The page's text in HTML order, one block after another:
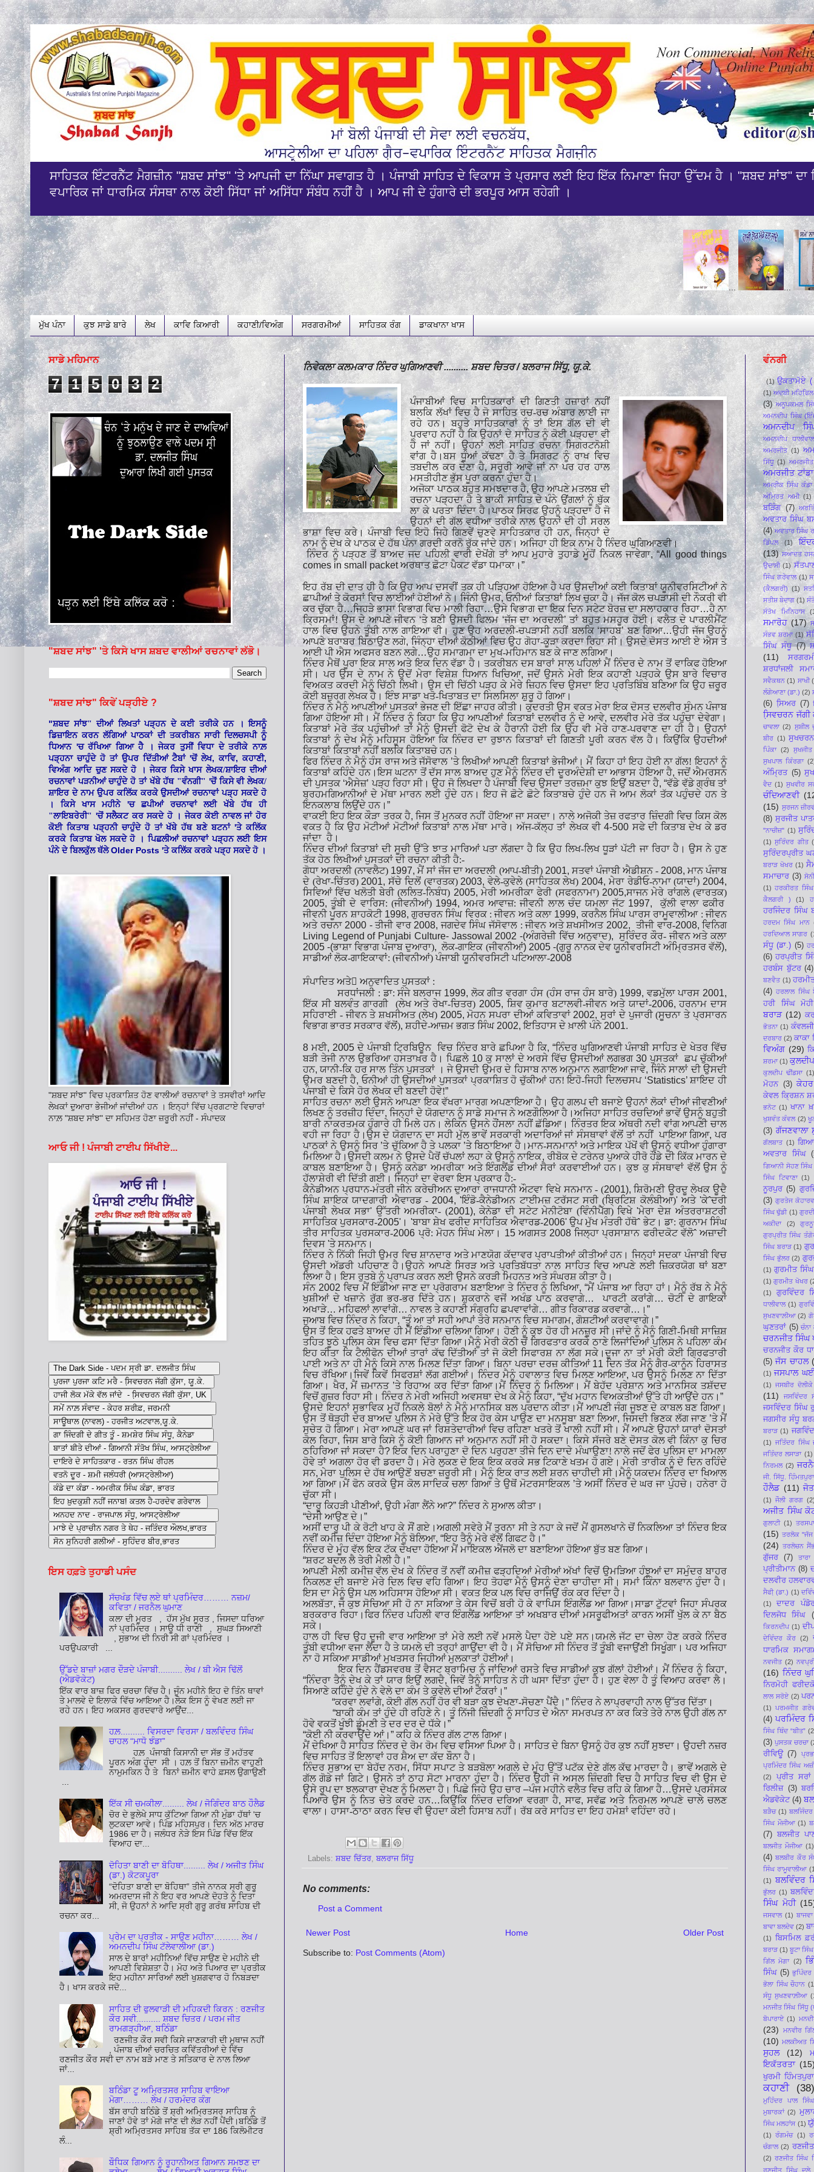
ਸਾਹਿਤਕ ਇੰਟਰਨੈੱਟ ਮੈਗਜ਼ੀਨ "ਸ਼ਬਦ ਸਾਂਝ" 'ਤੇ ਆਪਜੀ ਦਾ ਨਿੱਘਾ ਸਵਾਗਤ ਹੈ । ਪੰਜਾਬੀ ਸਾਹਿਤ ਦੇ ਵਿਕਾਸ ਤੇ ਪ੍ਰਸਾਰ ਲਈ ਇਹ ਇੱਕ ਨਿਮਾਣਾ ਜਿਹਾ ਉੱਦਮ ਹੈ । "ਸ਼ਬਦ ਸਾਂਝ" ਦਾ
ਵਪਾਰਿਕ ਜਾਂ ਧਾਰਮਿਕ ਸੰਸਥਾ ਨਾਲ ਕੋਈ ਸਿੱਧਾ ਜਾਂ ਅਸਿੱਧਾ ਸੰਬੰਧ ਨਹੀਂ ਹੈ । ਆਪ ਜੀ ਦੇ ਹੁੰਗਾਰੇ ਦੀ ਭਰਪੂਰ ਆਸ ਰਹੇਗੀ ।
... ... ...
ਮੁੱਖ ਪੰਨਾ ਕੁਝ ਸਾਡੇ ਬਾਰੇ ਲੇਖ ਕਾਵਿ ਕਿਆਰੀ ਕਹਾਣੀ/ਵਿਅੰਗ ਸਰਗਰਮੀਆਂ ਸਾਹਿਤਕ ਰੰਗ ਡਾਕਖਾਨਾ ਖਾਸ
ਨਿਵੇਕਲਾ ਕਲਮਕਾਰ ਨਿੰਦਰ ਘੁਗਿਆਣਵੀ .......... ਸ਼ਬਦ ਚਿਤਰ / ਬਲਰਾਜ ਸਿੱਧੂ, ਯੂ.ਕੇ.
ਪੰਜਾਬੀਆਂ ਵਿਚ ਸਾਹਿਤਕਾਰਾਂ ਦੀ ਗਿਣਤੀ ਹਜ਼ਾਰਾਂ ਨਹੀਂ
ਬਲਕਿ ਲੱਖਾਂ ਵਿਚ ਹੈ ਜੋ ਸਾਹਿਤ ਰਚ-ਰਚ ਅੰਬਾਰ ਲਾਈ ਜਾ
ਰਹੇ ਹਨ। ਬਹੁਤੇ ਸਾਹਿਤਕਾਰਾਂ ਨੂੰ ਤਾਂ ਇਸ ਗੱਲ ਦੀ ਵੀ
ਪ੍ਰਵਾਹ ਨਹੀਂ ਹੈ ਕਿ ਉਹਨਾਂ ਦੇ ਸਾਹਿਤ ਨੂੰ ਕੋਈ ਪੜ੍ਹਦਾ ਵੀ
ਹੈ ਜਾਂ ਨਹੀਂ। ਉਹਨਾਂ ਲਈ ਸਾਹਿਤ ਰਚਨਾ ਸਿਗਰਟਨੋਸ਼ੀ
ਵਾਂਗ ਹੈ।ਬਸ ਧੂੰਆਂ ਕੱਢਣਾ ਹੈ ਤੇ ਸਿਗਰਟ ਨੂੰ ਰਾਖ ਵਿਚ
ਤਬਦੀਲ ਕਰ ਦੇਣਾ ਹੈ,ਸਰੂਰੀ ਆਵੇ ਜਾਂ ਨਾ ਪਰ ਹਰ ਹਾਲ
ਮਸਤੀਹੀਣ ਭੁੱਸ ਪੂਰਾ ਕਰਨਾ ਹੁੰਦਾ ਹੈ।
ਅਜੋਕਾ ਪਾਠਕ ਬਹੁਤ ਸਮਝਦਾਰ ਹੈ,ਉਹ ਆਪਣੇ ਮਤਲਬ ਦੀ
ਰਚਨਾ ਪੜ੍ਹਦਾ ਹੈ ਤੇ ਬਾਕੀ ਸਾਹਿਤ ਦੇ ਪੰਨੇ ਉਂਗਲਾਂ ਨੂੰ ਥੁੱਕ
ਲਾ ਕੇ ਪਰਤਾ ਦਿੰਦਾ ਹੈ।ਪਾਠਕ ਸਿਰਫ ਉਹਨੂੰ ਪੜ੍ਹਦਾ ਹੈ ਜੋ
ਉਹਨਾਂ ਦੀ ਗੱਲ ਵਧੀਆ ਤਰੀਕੇ ਨਾਲ ਉਹਨਾਂ ਦੀ ਹੀ ਸਰਲ
ਭਾਸ਼ਾ ਵਿਚ ਕਰੇ। ਪੰਜਾਬੀ ਵਿਚ ਇਹੋ ਜਿਹੇ ਗਿਣਵੇਂ ਚੁਣਵੇ ਸਾਹਿਤਕਾਰ ਹੀ ਹਨ, ਜਿਨ੍ਹਾਂ ਦੇ
ਨਾਮ ਨੂੰ ਦੇਖ ਕੇ ਪਾਠਕ ਦੇ ਹੱਥ ਪੰਨਾ ਗਰਦੀ ਕਰਨੋ ਰੁੱਕ ਜਾਂਦੇ ਹਨ। ਅਜਿਹਾ ਹੀ ਇਕ ਨਾਮ ਹੈ ਨਿੰਦਰ ਘੁਗਿਆਣਵੀ।
ਨਿੰਦਰ ਨੂੰ ਪੜ੍ਹਣ ਤੋਂ ਬਾਅਦ ਜਦ ਪਹਿਲੀ ਵਾਰੀ ਦੇਖੋਂਗੇ ਤਾਂ ਆਪ ਮੁਹਾਰੇ ਤੁਹਾਡੇ ਮੂੰਹੋਂ ਨਿਕਲ ਜਾਵੇਗਾ, “All good things
comes in small packetਅਰਥਾਤ ਛੋਟਾ ਪੈਕਟ ਵੱਡਾ ਧਮਾਕਾ।”
ਇਹ ਰੱਬ ਦੀ ਦਾਤ ਹੀ ਹੈ ਕਿ ਉਹ ਆਪ ਦਸਵੀਂ ਤਕ ਹੀ ਪੜ੍ਹਿਆ ਹੋਇਆ ਹੈ ਪਰ ਉਸਦੀਆਂ ਕਈ ਕਿਤਾਬਾਂ ਯੂਨੀਵਰਸਿਟੀਆਂ ਨੇ
ਛਾਪੀਆਂ ਤੇ ਕੋਰਸਾਂ ਵਿਚ ਲਾਈਆਂ ਹੋਈਆਂ ਨੇ। ਜਿੰਨੀ ਉਮਰ,ਓਨੀਆਂ ਕਿਤਾਬਾਂ ਲਿਖ ਚੁਕਾ ਹੈ। ਜੱਜ ਕੋਲ ਚਪੜਾਸੀ ਦੀ ਨੌਕਰੀ ਵੀ
ਕਰ ਚੁੱਕਾ ਹੈ…ਜਿਹੜੇ ਭਾਸਾ ਵਿਭਾਗ ਵਿਚ ਮਾਲੀ ਰਿਹਾ…ਉਸੇ ਵਿਭਾਗ ਦਾ ਇਕ ਦਿਨ ਸਟੇਟ ਬੋਰਜ਼ ਦਾ ਸਲਾਹਕਾਰ ਰਿਹਾ…ਹੈ ਨਾ
ਕ੍ਰਿਸਮਾਂ! ਉਸ ਦੇ ਆਪਣੇ ਜੀਵਨ‘ਤੇ ਬਣੀ ਉਸਦੀ ਫਿਲਮ ‘ਜੱਜ ਦਾ ਅਰਦਲੀ’ਤਾਂ ਬਹੁਤ ਮਸਹੂਰ ਹੋਈ। ਵਲੈਤ ਦੇ ਪਾਰਲੀਮੈਂਟ
ਹਾਲ ਵਿਚ ਉਹਨੇ ਤੂੰਬੀ ਨਾਲ ਗਾਇਆ ਵੀ। ਹੁਣ ਉਹ ਅਰਦਲੀ-ਚਪੜਾਸੀ ਨਹੀਂ ਬਲਕਿ ‘ਸਾਹਬ’ਬਣ ਗਿਆ…ਉਹੀ ਜੱਜ ਉਹਨੂੰ
ਆਪਣੇ ਬਰਾਬਰ ਬਿਠਾਉਣ ਲਗੇ, ਜਿੰਨ੍ਹਾ ਦੀਆਂ ਕੋਠੀਆਂ ਵਿਚ ਉਹ ਗੋਹਾ-ਕੂੜਾ ਕਰਦਾ ਰਿਹਾ ਸੀ। ਉਸਦੇ ਦੋਸਤ ਆਈ ਏ ਐਸ ਤੇ
ਆਈ ਪੀ ਐਸ ਅਫਸਰ ਬਣਨ ਲਗੇ…ਉਹ ਸਮਾਗਮਾ ਦਾ ਮੁਖ-ਮਹਿਮਾਨ ਬਣ ਕੇ ਜਾਣ ਲਗਿਆ।
ਨਿੰਦਰ ਮੈਥੋਂ ਪੂਰਾ ਇਕ ਸਾਲ ਅਤੇ ਇਕ ਦਿਨ ਵੱਡਾ ਹੈ। ਤਕਰੀਬਨ ਦਸ ਬਾਰਾਂ ਸਾਲ ਪਹਿਲਾਂ ਮੈਂ ਨਿੰਦਰ ਦੇ ਨਾਮ ਤੋਂ ਵਾਕਿਫ ਹੋਇਆ
ਸੀ। ਪਰ ਉਸ ਦੇ ਨਾਮ ਨੇ ਉਦੋਂ ਮੇਰਾ ਵਿਸ਼ੇਸ਼ ਧਿਆਨ ਖਿਚਿਆ, ਜਦੋਂ ਉਸਨੇ ਮੇਰੀ ਇਕ ਕਹਾਣੀ ਪੜ੍ਹਕੇ ਉਸ ਬਾਰੇ ਵਿਚਾਰ
ਵਿਅਕਤ ਕਰਦੀ ਮੈਨੂੰ ਚਿੱਠੀ ਲਿਖੀ। ਉਸ ਦੀ ਚਿੱਠੀ ਪੜ੍ਹ ਕੇ ਮੇਰੇ ਜ਼ਿਹਨ ਵਿਚ ਉਸਦਾ ਇਹ ਪ੍ਰਤਿਬਿੰਬ ਬਣਿਆ ਕਿ ਉਹ ਜ਼ਰੂਰ
ਕੋਈ ਬਜ਼ੁਰਗ ਲੇਖਕ ਹੈ। ਇੰਝ ਸਾਡਾ ਖਤੋ-ਖਿਤਾਬਤ ਦਾ ਸਿਲਸਿਲਾ ਸ਼ੁਰੂ ਹੋ ਗਿਆ।
ਨਿੰਦਰ ਨੇ ਮੈਨੂੰ ਆਪਣੀਆਂ ਪੁਸਤਕਾਂ ਭੇਜਣ ਦੀ ਇੱਛਾ ਜਾਹਰ ਕੀਤੀ। ਕੁਦਰਤੀ ਉਸ ਵਕਤ ਮੇਰਾ ਇਕ ਦੋਸਤ ਦਲਵੀਰ ਸੁੰਮਨ ਪੰਜਾਬ
ਗਿਆ ਹੋਇਆ ਸੀ। ਮੈਂ ਨਿੰਦਰ ਨੂੰ ਕਿਹਾ ਕਿ ਉਹ ਆਪਣੀਆਂ ਕਿਤਾਬਾਂ ਦਲਵੀਰ ਨੂੰ ਦੇ ਆਵੇ, ਦਲਵੀਰ ਮੇਰੇ ਤੱਕ ਪਹੁੰਚਾ ਦੇਵੇਗਾ।
ਕਿਤਾਬਾਂ ਮੇਰੇ ਤੱਕ ਪਹੁੰਚੀਆਂ ਤਾਂ ਮੈਨੂੰ ਉਸਦੀ ਫੋਟੋ ਦੇਖ ਕੇ ਹੈਰਾਨੀ ਹੋਈ ਕਿ ਉਹ ਵੀ ਮੇਰੇ ਹਾਣ-ਪਰਵਾਣ ਦਾ ਹੀ ਹੈ। ਉਹਨਾਂ
ਕਿਤਾਬਾਂ ਨੂੰ ਦੇਖ ਮੈਨੂੰ ਮਹਿਸੂਸ ਹੋਇਆ ਕਿ ਨਿੰਦਰ ਦਾ ਰੁਝਾਨ ਕਿਤਾਬਾਂ ਦੀ ਗਿਣਤੀ ਪੂਰੀ ਕਰਨ ਵੱਲ ਹੈ। ਕਿਉਂਕਿ ਉਹਦੀਆਂ
ਕਿਤਾਬਾਂ ਕਿਤਾਬਾਂ ਨਹੀਂ ਬਲਕਿ ਕਿਤਾਬਚੇ ਹਨ।
ਫਿਰ ਨਿੰਦਰ ਨੇ ਮੈਨੂੰ ਹੰਸ ਰਾਜ ਅਤੇ ਜੱਸੋਵਾਲ ’ਤੇ ਲਿਖੀਆਂ ਆਪਣੀ ਕਿਤਾਬਾਂ ਭੇਜੀਆਂ। ਮੈਂ ਕਿਹਾ ਹਾਂ ਇਹ ਹੋਈ ਨਾ ਗੱਲ! ਇਹਨਾਂ ਨੂੰ
ਕਿਤਾਬਾਂ ਕਹਿੰਦੇ ਹਨ।ਇਸ ਘਟਨਾ ਤੋਂ ਦੱਸ ਸਾਲ ਬਾਅਦ ਹੁਣ ਮੈਨੂੰ ਨਿੰਦਰ ਦੀ ਦੂਰਅੰਦੇਸ਼ੀ ਦਾ ਆਭਾਸ ਹੋਇਆ ਹੈ, ਜਦੋਂ ਐਮਰਸਨ
ਦੀ ਪੁਸਤਕ ‘ਐਸੇਜ਼’ ਪੜ੍ਹ ਰਿਹਾ ਸੀ। ਉਹ ਜੋ ਲਿਖਦਾ ਹੈ ਪੰਜਾਬੀ ਵਿਚ ਉਸਦਾ ਤਰਜ਼ਮਾ ਕੁਝ ਇਉਂ ਬਣਦਾ ਹੈ, “ਵੱਡੇ ਵੱਡੇ ਗ੍ਰੰਥ ਤਾਂ
ਬ੍ਰਹਮਗਿਆਨੀਆਂ ਦੇ ਮੱਥਾ ਮਾਰਨ ਲਈ ਹੁੰਦੇ ਹਨ। ਇਹ ਜੋ ਛੋਟੇ ਛੋਟੇ ਕਿਤਾਬਚੇ ਹੁੰਦੇ ਹਨ ਜੋ ਆਮ ਲੋਕਾਂ ਤੱਕ ਪਹੁੰਚਦੇ ਹਨ ਤੇ
ਇਨਕਲਾਬ ਲਿਉਂਦੇ ਹਨ। ”
ਵਾਕਈ ਇਹ ਇਕ ਕੌੜਾ ਤਰਕ ਹੈ, ਜਿਸ ਤੋਂ ਮੁਨਕਰ ਨਹੀਂ ਹੋਇਆ ਜਾ ਸਕਦਾ। ਨਾਲੇ ਅਜੋਕੀ ਤੇਜ਼ ਰਫਤਾਰ ਜ਼ਿੰਦਗੀ ਵਿਚ ਕਿਸ ਕੋਲ
ਵਕਤ ਹੈ ਕਿ ਉਹ ਮੋਟੀਆਂ ਮੋਟੀਆਂ ਕਿਤਾਬਾਂ ਨਾਲ ਮੱਥਾ ਮਾਰੇ। ਅੱਜ-ਕੱਲ੍ਹ ਤਾਂ ਲੇਖਕ ਵੀ4-500 ਸਫੇ ਦੀ ਕਿਤਾਬ ਦੇਖ ਕੇ ਡਰ
ਜਾਂਦਾ ਹੈ।
ਨਿੰਦਰ ਦੀਆਂ ਕਿਤਾਬਾਂ ਦੀ ਸੂਚੀ ਉੱਤੇ ਝਾਤ ਮਾਰਿਆਂ ਪਤਾ ਲੱਗਦਾ ਹੈ ਕਿ ਉਹ ਲਿਖ-ਲਿਖ ਧੂੜਾਂ ਪੱਟੀ ਜਾ ਰਿਹਾ ਹੈ। ਉਸ ਨੇ ਹੁਣ
ਤੱਕ ਹੇਠ ਲਿਖੀਆਂ ਪੁਸਤਕਾਂ ਦੀ ਰਚਨਾ ਕੀਤੀ ਹੈ:-
ਗੋਧਾ ਅਰਦਲੀ (ਨਾਵਲੈਟ) 1997,ਮੈਂ ਸਾਂ ਜੱਜ ਦਾ ਅਰਦਲੀ (ਆਪ-ਬੀਤੀ) 2001, ਸਤਵਾਂ ਪੰਜਾਬੀ ਐਡੀਸ਼ਨ - 2008, ਮਾਨ ਪੰਜਾਬ
ਦੇ (ਰੇਖਾ-ਚਿੱਤਰ)2001,ਸੱਚੇ ਦਿਲੋਂ (ਵਾਰਤਕ)2003,ਵੇਲੇ-ਕੁਵੇਲੇ (ਸਾਹਿਤਕ ਲੇਖ)2004, ਮੇਰਾ ਰੇਡੀਓ-ਨਾਮਾ (ਯਾਦਾਂ)2004,
ਸਿਵਿਆਂ ਵਿੱਚ ਖਲੋਤੀ ਬੇਰੀ (ਲਲਿਤ-ਨਿਬੰਧ) 2005, ਮੇਰੀ ਅਮਰੀਕਾ ਫੇਰੀ (ਸਫਰਨਾਮਾ)2005,ਸਾਜਨ ਮੇਰੇ ਰਾਂਗਲੇ (ਵਾਰਤਕ)
2005,ਤੂੰਬੀ ਦੇ ਵਾਰਿਸ: (ਜੀਵਨੀਆਂ) 1994,ਅਮਰ ਆਵਾਜ਼: ਜੀਵਨੀ ਲਾਲ ਚੰਦ ਯਮਲਾ ਜੱਟ 1997, ਕੁੱਲੀ ਵਾਲਾ ਫਕੀਰ
ਜੀਵਨੀ ਪੂਰਨ ਸ਼ਾਹਕੋਟੀ 1998,ਗੁਰਚਰਨ ਸਿੰਘ ਵਿਰਕ : ਜੀਵਨ ਅਤੇ ਕਲਾ 1999, ਕਰਨੈਲ ਸਿੰਘ ਪਾਰਸ ਰਾਮੂਵਾਲੀਆ : ਜੀਵਨ
ਅਤੇ ਰਚਨਾ2000 -ਤੀਜੀ ਵਾਰ2008, ਜਗਦੇਵ ਸਿੰਘ ਜੱਸੋਵਾਲ : ਜੀਵਨ ਅਤੇ ਸ਼ਖਸੀਅਤ 2002, ਤੀਜੀ ਵਾਰ-2008, ਵਿਨਿਗ
Living Legend of Punjabi Culture- Jassowal 2002 -(ਅੰਗਰੇਜ਼ੀ ਵਿੱਚ ਅਨੁਵਾਦ),ਸੁਰਿੰਦਰ ਕੌਰ- ਜੀਵਨ ਅਤੇ ਕਲਾ
2005 -(ਭਾਸ਼ਾ ਵਿਭਾਗ ਪੰਜਾਬ ਦੁਆਰਾ),ਲੋਕ-ਗਾਇਕ (ਜੀਵਨੀਆਂ) 2005 -(ਗੁਰੂ ਨਾਨਕ ਦੇਵ ਯੂਨੀਵਰਸਿਟੀ ਅੰਮ੍ਰਿਤਸਰ ਵੱਲੋਂ),
ਸਾਡੀਆਂ ਲੋਕ-ਗਾਇਕਾਵਾਂ: (ਜੀਵਨੀਆਂ) ਪੰਜਾਬੀ ਯੂਨੀਵਰਸਿਟੀ ਪਟਿਆਲਾ-2008
ਸੰਪਾਦਿਤ ਅਤੇ ਅਨੁਵਾਦਿਤ ਪੁਸਤਕਾਂ :
ਸਰਧਾਂਜਲੀ : ਡਾ: ਸੰਜੇ ਬਲਰਾਜ 1999, ਲੋਕ ਗੀਤ ਵਰਗਾ ਹੰਸ (ਹੰਸ ਰਾਜ ਹੰਸ ਬਾਰੇ) 1999, ਵਡਮੁੱਲਾ ਪਾਰਸ2001,
ਇੱਕ ਸੀ ਬਲਵੰਤ ਗਾਰਗੀ (ਲੇਖ ਅਤੇ ਰੇਖਾ-ਚਿਤਰ) 2005, ਸ਼ਿਵ ਕੁਮਾਰ ਬਟਾਲਵੀ-ਜੀਵਨ ਅਤੇ ਯਾਦਾਂ-2006,ਹਰਨਾਮ ਦਾਸ
ਸਹਿਰਾਈ - ਜੀਵਨ ਤੇ ਸ਼ਖਸੀਅਤ (ਲੇਖ) 2005,ਮੋਹਨ ਸਪਰਾ ਦੀਆਂ ਕਵਿਤਾਵਾਂ2002,ਸੁਰਾਂ ਦੇ ਪੁਜਾਰੀ (ਸੂਚਨਾ ਤੇ ਪ੍ਰਸਾਰਨ
ਵਿਭਾਗ ਭਾਰਤ ਸਰਕਾਰ ਵੱਲੋਂ), ਸ਼ਹੀਦੇ-ਆਜ਼ਮ ਭਗਤ ਸਿੰਘ2002,ਇਤਿਹਾਸ ਦੇ ਖ਼ਾਲੀ ਪੰਨੇ2001.
8 ਮਈ, 2005ਦੇ ਪੰਜਾਬੀ ਟ੍ਰਿਬਿਊਨ ਵਿਚ ਨਿੰਦਰ ਬਾਰੇ ਛਪਿਆ ਹੈ ਕਿ, “ਨਿੰਦਰ ਘੁਗਿਆਣਵੀ ਪੰਜਾਬੀ ਸਾਹਿਤ ਦੇ ਖੇਤਰ ਵਿੱਚ
ਬੜੀ ਤੇਜੀ ਨਾਲ ਉਭਰਿਆ ਹਸਤਾਖ਼ਰ ਹੈ। ਪਿਛਲੇ 10ਕੁ ਸਾਲਾਂ ਦੇ ਅਰਸੇ ਵਿੱਚ ਉਸਦੀਆਂ ਲਗਭਗ30 ਪੁਸਤਕਾਂ ਛਪ ਚੁੱਕੀਆਂ
ਹਨ,ਯਾਨੀ-ਕਿ ਹਰ ਸਾਲ ਤਿੰਨ ਪੁਸਤਕਾਂ । ਜੇ ਉਸਦੀ ਉਮਰ ਦੇ ਹਿਸਾਬ ਨਾਲ ਅਨੁਮਾਨ ਲਗਾਇਆ ਜਾਵੇ, ਜਿੰਨੇ ਸਾਲਾਂ ਦੀ ਉਸਦੀ
ਉਮਰ ਬਣਦੀ ਹੈ,ਓਨੀਆਂ ਹੀ ਉਸਦੀਆਂ ਪੁਸਤਕਾਂ ਪ੍ਰਕਾਸ਼ਿਤ ਹੋ ਚੁੱਕੀਆਂ ਹਨ! ਇਹੋ-ਜਿਹੀ ਦਿਲਚਸਪ ‘Statistics’ ਸ਼ਾਇਦ ਹੀ
ਪੰਜਾਬੀ ਦੇ ਕਿਸੇ ਹੋਰ ਲੇਖਕ ਦੀ ਬਣਦੀ ਹੋਵੇ!”
ਸਾਹਿਤ ਰਚਨਾ ਲਈ ਉਸਨੇ ਆਪਣਾ ਇਕ ਵੱਖਰਾ ਮਾਰਗ ਅਪਣਾਇਆ ਹੈ। ਉਹ ਗਲਪ ਦੀ ਬਜਾਏ ਉਹਨਾਂ ਲੋਕਾਂ ਦੀਆਂ ਜੀਵਣੀਆਂ
ਲਿਖਣ ਨੂੰ ਤਰਜ਼ੀਹ ਦਿੰਦਾ,ਜਿਨ੍ਹਾਂ ਦੇ ਯੋਗਦਾਨ ਨੂੰ ਸਾਡੇ ਸਮਾਜ ਨੇ ਅਣਗੌਲਿਆ ਹੈ।ਅਜਿਹਾ ਸਾਹਿਤ ਰਚਦਿਆਂ ਭਾਵੇਂ ਉਸਨੂੰ ਬਹੁਤੀ
ਬਾਰੀ ਨਾਕਰਤਮਕ ਹੁੰਗਾਰੇ ਹੀ ਮਿਲੇ ਹਨ। ਲੇਕਿਨ ਉਸਨੇ ਹੌਂਸਲਾ ਨਹੀਂ ਛੱਡਿਆ। ਨਿੰਰਤਰ ਇਕ ਅੱਥਰੀ ਨਦੀ ਵਾਂਗ ਆਪਣੀ ਚਾਲ
ਵਹੀ ਜਾ ਰਿਹਾ ਹੈ।ਉਸ ਦੇ ਯੋਗਦਾਨ ਦਾ ਸਹੀ ਮੁੱਲ ਭਾਵੇਂ ਸਰਕਾਰੀ ਅਦਾਰਿਆਂ ਜਾਂ ਸੰਸਥਾਵਾਂ ਵੱਲੋਂ ਤਾਂ ਨਹੀਂ ਪਾਇਆ ਗਿਆ,ਪਰ
ਪਾਠਕਾਂ ਨੇ ਉਸਨੂੰ ਸਿਰ ’ਤੇ ਚੁੱਕਿਆ ਹੈ ਤੇ ਪਲਕਾ ’ਤੇ ਬਿਠਾਇਆ ਹੈ।ਮਾਨ-ਸਨਮਾਨਾਂ ਅਤੇ ਮਾਇਕ ਪੱਖੋਂ ਵੀ ਉਸਨੂੰ ਵਧੀਆ ਹੁੰਗਾਰਾ
ਮਿਲਿਆ ਹੈ।ਉਸਦੀ ਕਲਮ ਨੇ ਉਸਦੇ ਪੈਰੋਂ ਚੱਪਲਾਂ ਲਹਾ ਕੇ ਉਸਨੂੰ ਨਾਇਕ, ਰੀਬੋਕ ਦੇ ਟਰੇਨਰ ਪੁਆਕੇ ਹੀਰੋ ਹੌਂਡੇ ਦੀ ਕਿੱਕ ਮਾਰਨ ਦੇ
ਕਾਬਲ ਬਣਾਇਆ ਹੈ। ਉਸਨੂੰ ਕਨੇਡਾ ਅਮਰੀਕਾ ਅਤੇ ਇੰਗਲੈਂਡ ਦੀਆਂ ਸੈਰਾਂ ਕਰਵਾਈਆਂ ਹਨ। ਕੁਝ ਕੁ ਸੰਸਥਾਵਾਂ ਵੱਲੋਂ ਉਸ ਨੂੰ
ਹੱਲਾਸ਼ੇਰੀ ਵੀ ਦਿੱਤੀ ਗਈ। ਜਿਨ੍ਹਾਂ ਦਾ ਵੇਰਵਾ ਇਸ ਪ੍ਰਕਾਰ ਹੈ:-
ਕੈਨੇਡੀਅਨ ਪ੍ਰਧਾਨ-ਮੰਤਰੀ ਜੀਨ ਕਰੇਚੀਅਨ ਦੁਆਰਾ ਰਾਜਧਾਨੀ ਔਟਵਾ ਵਿਖੇ ਸਨਮਾਨ - (2001),ਸ਼ਿਰੋਮਣੀ ਊਰਦੂ ਲੇਖਕ ਊਦੈ
ਸਿੰਘ ਸ਼ਾਇਕ ਯਾਦਗਾਰੀ ਐਵਾਰਡ -2004, 'ਇੰਡੋ-ਕੈਨੇਡੀਅਨ ਟਾਈਮਜ਼ ਟਰੱਸਟ ਸਰੀ (ਬ੍ਰਿਟਿਸ਼ ਕੋਲੰਬੀਆ)' ਅਤੇ 'ਕੇˆਦਰੀ
ਪੰਜਾਬੀ ਲੇਖਕ ਸਭਾ' ਉੱਤਰੀ ਅਮਰੀਕਾ- (2001),ਕੇਨੇਡਾ ਦੀ ਸਟੇਟ ਮੇਨੀਟੋਬਾ (ਵਿੰਨੀਪੈੱਗ) ਵਿਖੇ 'ਮੇਰਾ ਦੇਸ਼ ਅੰਤਰਰਾਸ਼ਟਰੀ
ਸਾਹਿਤਿਕ ਪੁਰਸਕਾਰ-2005' । 'ਬਾਬਾ ਸ਼ੇਖ ਫਰੀਦ ਸਾਹਿਤਿਕ ਐਵਾਰਡ-2006'ਉਪ ਮੁੱਖ ਮੰਤਰੀ ਹੱਥੋˆ ਭੇਟ। ਡਾ: ਗੁਰਨਾਮ ਸਿੰਘ
ਤੀਰ ਸਾਹਿਤਕ ਪੁਰਸਕਾਰ-2006 ਪ੍ਰੋ: ਮੋਹਨ ਸਿੰਘ ਮੇਲਾ। 15ਅਗਸਤ 2008ਜਿਲ੍ਹਾ ਪ੍ਰਸਾਸ਼ਾਨ ਫਰੀਦਕੋਟ ਵੱਲੋˆਅਜ਼ਾਦੀ
ਦਿਵਸ 'ਤੇ ਸਨਮਾਨ।
ਨਿੰਦਰ ਨੇ ਨਿੱਕੀ ਜਿਹੀ ਉਮਰ ਵਿਚ ਸ਼ਾਨਦਾਰ ਅਤੇ ਮਾਣਯੋਗ ਕੱਦਾਵਰ ਪ੍ਰਾਪਤੀਆਂ ਕੀਤੀਆਂ ਹਨ। ਜਿਨ੍ਹਾਂ ਸਦਕਾ ਪੰਜਾਬੀ ਵਿਚ
ਉਸਦੀ ਅੱਡਰੀ ਪਹਿਚਾਣ ਹੈ।ਉਹਨੇ ਆਪਣੇ ਸਿਰੜ ਅਤੇ ਪ੍ਰਤਿਬੱਧਤਾ ਨਾਲ ਸਾਹਿਤ ਵਿਚ ਆਪਣੇ ਲਈ ਜ਼ਿਕਰਯੋਗ ਥਾਂ ਬਣਾ
ਲਿਆ ਹੈ। ਇਸ ਰੁਤਬੇ ਨੂੰ ਪ੍ਰਾਪਤ ਕਰਨ ਲਈ ਉਸਨੇ ਕਰੜੀ ਮਿਹਨਤ ਅਤੇ ਸੰਘਰਸ਼ ਕੀਤਾ ਹੈ।
ਸੰਨ 2002 ਵਿਚ ਮੈਂ ਇੰਡੀਆ ਜਾਣ ਦਾ ਪ੍ਰੋਗਰਾਮ ਬਣਾਇਆ ਤੇ ਨਿੰਦਰ ਨੂੰ ਲਿਖਿਆ, “ਮੈਂ ਪੰਜਾਬ ਆ ਰਿਹਾ ਹਾਂ। ਮੈਨੂੰ ਰੱਬ ਨੇ ਮੈਨੂੰ
ਖੁਸ਼ੀਆਂ ਦੇ ਖਜ਼ਾਨੇ ਰੁੱਗ ਭਰ-ਭਰ ਦਿੱਤੇ ਹਨ। ਸ਼ੁਕਰਾਨੇ ਵਜੋਂ ਅਖੰਡ ਪਾਠ ਕਰਵਾਗੇ…ਪਾਰਟੀ ਕਰਾਂਗੇ… ਚੋਟੀ ਦੇ ਗਾਇਕਾਂ
ਅਖਾੜੇ… ਮਹਿਫਲਾਂ ਲਾਵਾਂਗੇ…ਨਾਵਲ ਤੇ ਕਹਾਣੀ ਸੰਗ੍ਰਹਿ ਛਪਵਾਵਾਂਗੇ… ਗੀਤ ਰਿਕਾਰਡ ਕਰਵਾਗੇ… । ”
ਜੁਆਬ ਵਿਚ ਨਿੰਦਰ ਨੇ ਕਿਹਾ, “ਤੂੰ ਆ ਤਾਂ ਸਹੀ ਆਪਾਂ ਤੇਰੇ ਸਨਮਾਨ ਵਿਚ ਸਮਾਗਮ, ਗੋਸ਼ਟੀਆਂ ਕਰਵਾਵਾਗੇ। ”
ਉਸ ਤੋਂ ਇਕ ਹਫਤੇ ਬਾਅਦ ਹੀ ਮੈਂ ਇੰਡੀਆ ਚਲਿਆ ਗਿਆ। ਹੋਣੀ ਨੂੰ ਕੁਝ ਹੋਰ ਹੀ ਮਨਜ਼ੂਰ ਸੀ।ਜਾਂਦੇ ਨੂੰ ਮੈਨੂੰ ਗਿਣੀ-ਮਿਥੀ ਸਾਜ਼ਿਸ਼
ਤਹਿਤ ਝੂਠੇ ਪੁਲਿਸ ਕੇਸ ਵਿਚ ਫਸਾ ਦਿੱਤਾ ਗਿਆ।ਮੈਨੂੰ ਮੇਰੀ ਕੋਠੀ ਚੋਂ ਗਿਰਫਤਾਰ ਕਰਕੇ ਠਾਣੇ ਲਿਜਾਂਦਿਆਂ ਪੁਲਿਸ ਨੇ ਪਹਿਲਾ ਕੰਮ
ਇਹ ਕੀਤਾ ਕਿ ਟੈਲੀਫੋਨ ਦੀਆਂ ਤਾਰਾਂ ਕੱਢ ਦਿੱਤੀਆਂ ਤਾਂ ਜੋ ਕੋਈ ਸਿਫਾਰਸ਼ ਨਾ ਲੱਗ ਸਕੇ।ਦੂਜਾ ਨਾ ਤਾਂ ਮੇਰੀ ਕੋਈ ਗ੍ਰਿਫਤਾਰੀ
ਪਾਈ ਅਤੇ ਨਾ ਹੀ ਮੈਨੂੰ ਕਿਸੇ ਨਾਲ ਮਿਲਣ ਦਿੱਤਾ ਗਿਆ। ਬਿਨਾ ਪਰਚਾ ਦਰਜ਼ ਕੀਤਿਆਂ 11 ਦਿਨ ਤੱਕ ਮੈਨੂੰ ਗੈਰ-ਕਾਨੂੰਨ ਹਿਰਾਸਤ
ਵਿਚ ਰੱਖਿਆ।ਜਿਵੇਂ ਕਿਵੇਂ ਸਿਫਰਸ਼ਾਂ ਲੱਗ ਗਈਆਂ। ਨਿੰਦਰ ਮੈਨੂੰ ਹਵਾਲਾਤ ਵਿਚ ਮਿਲਣ ਆਇਆ,ਪਰ ਉਸਨੂੰ ਮਿਲਣ ਨਾ ਦਿੱਤਾ
ਗਿਆ। ਖੈਰ,ਮੈਂ ਜ਼ਮਾਨਤ ’ਤੇ ਰਿਹਾਅ ਕਰ ਦਿੱਤਾ ਗਿਆ।ਮੈਂ ਨਿੰਦਰ ਨੂੰ ਮਿਲਿਆ। ਮੈਂ ਬੇਹੱਦ ਪ੍ਰੇਸ਼ਾਨ ਅਤੇ ਮਾਨਸਿਕ ਤਸ਼ੱਦਦ
ਵਿਚੋਂ ਗੁਜ਼ਰ ਰਿਹਾ ਸੀ। ਨਿੰਦਰ ਨੇ ਮੇਰੀ ਅਜਿਹੀ ਅਵਸਥਾ ਦੇਖ ਕੇ ਮੈਨੂੰ ਕਿਹਾ, “ਦੁੱਖ ਮਹਾਨ ਵਿਅਕਤੀਆਂ ਉੱਤੇ ਹੀ ਆਉਂਦੇ ਹਨ। ”
ਉਸਦੇ ਇਹਨਾਂ ਸੁਭਾਵਿਕ ਮੂਹੋਂ ਨਿਕਲੇ ਬੋਲਾਂ ਨੇ ਮੈਨੂੰ ਮਾਨਸਿਕ ਬਲ ਪ੍ਰਦਾਨ ਕੀਤਾ।ਮੈਂ ਆਪਣੀ ਜੰਗ ਜੂਝਣ ਦੇ ਕਾਬਲ ਬਣ ਗਿਆ।
ਉਸ ਤੋਂ ਥੋੜ੍ਹੀ ਦੇਰ ਬਾਅਦ ਪੁਲਿਸ ਨੇ ਮੇਰੇ ਉੱਤੇ ਇਕ ਹੋਰ ਕੇਸ ਪਾਉਣ ਦਾ ਮਨਸੂਬਾ ਬਣਾ ਲਿਆ, ਜਿਸਦੀ ਭਿਣਕ ਲੱਗ ਜਾਣ ’ਤੇ ਮੈਂ
ਸੁਚੇਤ ਹੋ ਗਿਆ। ਮੇਰਾ ਆਪਣੇ ਘਰ ਜਾਂ ਰਿਸ਼ਤੇਦਾਰੀਆਂ ਵਿਚ ਰਹਿਣਾ ਖਤਰੇ ਤੋਂ ਖਾਲੀ ਨਹੀਂ ਸੀ। ਮੈਂ ਆਪਣੇ ਉਹਨਾਂ ਯਾਰਾਂ ਦੋਸਤਾਂ
ਕੋਲ ਰਿਹਾ, ਜਿਸ ਬਾਰੇ ਕਿਸੇ ਨੂੰ ਕੋਈ ਗਿਆਨ ਜਾਂ ਅਨੁਮਾਨ ਨਹੀਂ ਸੀ ਹੋ ਸਕਦਾ। ਕਿਸੇ ਸੱਜਰੇ ਬਣੇ ਦੋਸਤ ਕੋਲ ਵੀ ਕਿੰਨਾ ਕੁ ਚਿਰ
ਠਹਿਰਿਆ ਜਾਂ ਸਕਦਾ ਹੈ?ਇਕ ਦਿਨ ਪਰਾਹੁਣਾ ਦੋ ਦਿਨ ਪਰੁਹਣਾ ਤੀਜੇ ਦਿਨ ਦਾਦੇ ਮੰਘਾਉਣਾ! ਨਾਲੇ ਜਦੋਂ ਫੇਰ ਪੁਲਿਸ ਦਾ ਮਾਮਲਾ
ਹੋਵੇ ਤਾਂ ਅਗਲਾ ਹੋਰ ਵੀ ਡਰਦਾ ਹੈ। ਮੇਰੇ ਲੁਕਣ ਦੇ ਇਕ ਇਕ ਕਰਕੇ ਸਭ ਟਿਕਾਣੇ ਖਤਮ ਹੋ ਗਏ। ਮੇਰੀ ਤਾਰੀਕ ਨੂੰ ਦੋ ਦਿਨ ਰਹਿੰਦੇ
ਸਨ,ਮੇਰਾ ਪੁਲਿਸ ਦੇ ਹੱਥ ਆਉਣੋਂ ਬਚਣਾ ਜ਼ਰੂਰੀ ਸੀ। ਮੈਨੂੰ ਇਕ ਰਾਤ ਲਈ ਸ਼ਰਨ ਚਾਹੀਦੀ ਸੀ।ਮੈਨੂੰ ਯਕਦਮ ਨਿੰਦਰ ਦਾ ਖਿਆਲ
ਆ ਗਿਆ।ਮੈਂ ਫੋਨ ਕਰਕੇ ਉਸ ਕੋਲ ਸਾਦਿਕ ਚਲਾ ਗਿਆ ਤੇ ਉਥੋਂ ਮੋਟਰਸਾਇਕਲ ’ਤੇ ਅਸੀਂ ਨਿੰਦਰ ਦੇ ਘਰ ਜਾ ਪੁੰਹਚੇ। ਹਨੇਰਾ ਹੋ
ਚੁੱਕਾ ਸੀ।
“ਦਾਰੂ ਕਿਹੜੀ ਪੀਣੀਆਂ, ਉਹੀ ਮੰਗਾ ਲੈਂਨੇ ਆ?” ਨਿੰਦਰ ਨੇ ਸੁਆਲ ਕੀਤਾ।
“ਦੇਸੀ ਆਉਣ ਦੇ। ”
ਅਸੀਂ ਦਾਰੂ ਪੀ ਕੇ ਰੋਟੀ ਖਾਹ ਕੇ ਸੌਂ ਗਏ।ਅਗਲੀ ਸਵੇਰੇ ਮੈਂ ਤੁਰਨਾ ਸੀ ਤੇ ਨਹਾ ਕੇ ਜਦੋਂ ਮੈਂ ਗੁਸਲਖਾਨੇ ਚੋਂ ਨਿਕਲਿਆ ਤਾਂ ਨਿੰਦਰ ਇਕ
ਨਵੀਂ ਕਮੀਜ਼ ਦਿੰਦਾ ਹੋਇਆ ਮੈਨੂੰ ਬੋਲਿਆ, “ਇਹ ਤੈਨੂੰ ਮੇਰੇ ਵੱਲੋਂ ਗਿਫਟ ਹੈ। ”
ਨਿੰਦਰ ਦੇ ਮੂੰਹ ਵੱਲ ਇਕ ਟੱਕ ਦੇਖਦਾ ਹੋਇਆ ਮੈਂ ਮਾਇਕਲ ਐਂਜਲੋ ਦਾ ਬਣਾਇਆ ਹੋਇਆ ਬੁੱਤ ਬਣ ਗਿਆ।
“ਸ਼ਰਟ ਬਦਲ ਲੈ ਤੇਰੀ ਮੈਲੀ ਹੈ। ”
ਆਪਣੀ ਮੈਲੀ ਕਮੀਜ਼ ਵੱਲ ਦੇਖ ਕੇ ਨਿੰਦਰ ਤੋਂ ਨਵੀਂ ਕਮੀਜ਼ ਫੜ੍ਹਦਿਆਂ ਮੇਰੀਆਂ ਅੱਖਾਂ ਵਿਚੋਂ ਉਮੜਿਆ ਹੰਝੂਆਂ ਦਾ ਸਮੁੰਦਰ ਬਾਹਰ
ਨਿਕਲਣ ਦੀ ਬਜਾਏ ਮੇਰੇ ਦਿਲ ਵਿਚ ਵਹਿ ਗਿਆ। ਇਹ ਤੋਹਫਾ ਮੈਨੂੰ ਉਸਨੂੰ ਦੇਣਾ ਚਾਹੀਦਾ ਸੀ। ਸਮਾਂ ਕਿੰਨਾ ਬਲਵਾਨ ਹੁੰਦਾ ਹੈ।
ਇਸ ਦਾ ਮੈਨੂੰ ਉਸ ਪਲ ਅਹਿਸਾਸ ਹੋਇਆ ਸੀ। ਵਕਤ ਇਕ ਪਲ ਵਿਚ ਰਾਜਿਉਂ ਰੰਕ ਕਰ ਦਿੰਦਾ ਹੈ।
ਅਲਬੱਤਾ, ਜੋ ਕੁਝ ਸੋਚਿਆ ਸੀ ਹੋ ਨਾ ਸਕਿਆ ਤੇ ਕੇਸ ਵਿਚੋਂ ਬਰੀ ਹੋ ਕੇ ਵਾਪਿਸ ਇੰਗਲੈਂਡ ਆ ਗਿਆ।ਸਾਡਾ ਟੁੱਟਵਾਂ ਜਿਹਾ ਸੰਪਰਕ
ਬਰਕਰਾਰ ਰਿਹਾ।ਫਿਰ ਨਿੰਦਰ ਪਹਿਲੀ ਵਾਰ ਇੰਗਲੈਂਡ ਆਇਆ ਤਾਂ ਅਖਬਾਰ ਦੀਆਂ ਮਸਰੂਫੀਅਤਾਂ ਕਾਰਨ ਅਸੀਂ ਖੁੱਲ ਕੇ ਨਾ ਬੈਠ
ਸਕੇ।
ਹਾਲ ਹੀ ਵਿਚ ਉਹ ਦੂਜੀ ਵਾਰ ਆਇਆ ਤਾਂ ਮੇਰੇ ਲਈ ਨਵੇਂ ਮਸਲੇ ਪੈਦਾ ਹੋਏ ਪਏ ਸਨ।ਯਮਲੇ ਜੱਟ ਦਾ ਚੇਲਾ ਹੋਣ ਕਰਕੇ ਨਿੰਦਰ
ਤੂੰਬੀ ਵਧੀਆ ਵਜਾ ਲੈਂਦਾ ਹੈ ਤੇ ਯਮਲੇ ਦੀ ਤਰ੍ਹਾਂ ਗਾਉਂਦਾ ਵੀ ਹੈ। ਮੈਂ ਸੋਚਿਆ ਸੀ ਨਿੰਦਰ ਤੋਂ ਤੂੰਬੀ ਵਜਾਉਂਣੀ ਸਿਖੂੰਗਾ। ਪਰ ਅਜਿਹਾ
ਨਾ ਹੋ ਸਕਿਆ ਸਾਡੀਆਂ ਮੁਖਤਸਰ ਜਿਹੀਆਂ ਮੁਲਕਾਤਾਂ ਹੋਈਆਂ।
ਇਕ ਦਿਨ ਹੈਂਡਸਵਰਥ ਤੋਂ ਵੈਸਟ ਬ੍ਰਾਮਿਚ ਨੂੰ ਜਾਂਦਿਆਂ ਰਸਤੇ ਵਿਚ ਸਾਡੀਆਂ ਕੁਝ ਗੱਲਾਂ ਹੋਈਆਂ। ਮੈਂ ਨਿੰਦਰ ਨੂੰ ਕਿਹਾ,
“ਨਿੰਦਰਾ ਤੈਨੂੰ ਦੇਖ ਕੇ ਤਾਂ ਯਾਰ ਇਉਂ ਲਗਦੈ, ਜਿਵੇਂ ਤੈਨੂੰ ਸਾਹਿਤ ਨੇ ਹੀ ਘਸਾ ਦਿੱਤਾ ਹੁੰਦਾ ਹੈ। ਹੁਣ ਵੇਲਾ ਹੈ ਤੂੰ ਵਿਆਹ ਕਰਵਾ ਲੈ।
ਸਿਆਣੇ ਕਹਿੰਦੇ ਹੁੰਦੇ ਨੇ ਵੇਲੇ ਦਾ ਕੰਮ ਤੇ ਕੁਵੇਲੇ ਦੀਆਂ ਟੱਕਰਾਂ। ”
“ਕਰਵਾ ਲਵਾਂਗੇ, ਕੋਈ ਗੱਲ ਨਹੀਂ ਹੋਰ ਵੀ ਬੜਾ ਕੁਝ ਦੇਖਣਾ-ਸੋਚਣਾ ਪੈਂਦੈ। ” ਨਿੰਦਰ ਨੇ ਲਾਪ੍ਰਵਾਹੀ ਨਾਲ ਉੱਤਰ ਦਿੱਤਾ।
“ਬਾਕੀ ਕੰਮ ਤਾਂ ਹੁੰਦੇ ਹੀ ਰਹਿਣੇ ਨੇ। ਤੂੰ ਨਿੱਜੀ ਜ਼ਿੰਦਗੀ ਨੂੰ ਸਾਹਿਤ ਦੇ ਐਨਾ ਸਮਰਪਤ ਨਾ ਕਰ ਕਿਤੇ ਤੇਰੇ ਨਾਲ ਉਹੀ ਗੱਲ ਨਾ
ਹੋਵੇ ਵਕਤੋਂ ਖੂੰਝੀ ਡੂੰਮਣੀ ਤੇ ਦਰ ਦਰ ਦੇ ਧੱਕੇ। ”
“ਕੋਈ ਨੀ ਕਰਵਾਉਂਦੇ ਆਂ। ” ਕਹਿ ਕੇ ਨਿੰਦਰ ਗੱਲ ਟਾਲ ਗਿਆ।
ਮੈਂ ਦੇਖਿਆ ਹੈ ਸਾਹਿਤ ਨਿੰਦਰ ਦੇ ਰੋਮ ਰੋਮ ਵਿਚ ਵਸਿਆ ਪਿਆ ਹੈ। ਸਾਹਿਤ ਦੇ ਬਿਨਾ ਉਸਨੂੰ ਹੋਰ ਕੁਝ ਨਹੀਂ ਸੁਝਦਾ। ਉਹਦੀ ਨਜ਼ਰ
ਵਿਚ ਸਾਹਿਤ ਤੋਂ ਇਲਾਵਾਂ ਹਰ ਸ਼ੈਅ ਦਾ ਕੱਦ ਬੌਨਾ ਹੈ।
ਨਿੰਦਰ ਸੁਭਾਅ ਦਾ ਬੇਹੱਦ ਨਰਮ, ਸਿੱਧਾ ਸਪਾਟ ਤੇ ਬੜਬੋਲਾ ਅਗਲੇ ਦੇ ਮੂੰਹ ਉੱਤੋਂ ਪਟੱਕ ਦੇਣੇ ਗੱਲ ਕੱਢ ਮਾਰਦਾ ਹੈ। ਭਾਵੇਂ ਅਗਲੇ ਦੇ
ਗੱਲ ਗੋਡੇ ਜਾਂ ਗਿਟੇ। ਉਸਨੇ ਤਾਂ ਠਾਹ ਸੋਟਾ ਮਾਰਨਾ ਹੁੰਦਾ ਹੈ। ਨਿੰਦਰ ਉਹੀ ਜੋ ਅਸਲ ਜ਼ਿੰਦਗੀ ਵਿਚ ਹੈ ਸਾਹਿਤ ਵਿਚ ਵੀ ਉਸ ਦੇ
ਉਸੇ ਰੂਪ ਦਾ ਝਲਕਾਰਾ ਦੇਖਣ ਨੂੰ ਮਿਲਦਾ ਹੈ। ਪਿਛੇ ਜਿਹੇ ਉਹ ਚਾਰ –ਪੰਜ ਮਹੀਨੇ ਵਲੈਤ ਵਿਚ ਰਹਿ ਕੇ ਗਿਆ ਹੈ…ਉਸਦੇ ਪ੍ਰਸੰਸਕ
ਪਿਆਰੇ ਉਸ ਨੂੰ ਨਿਤ ਚੇਤੇ ਕਰਦੇ ਹਨ…ਕਿਉਂਕਿ ਨਿੰਦਰ ਦਰਿਆ ਵਰਗਾ ਹੈ, ਸਾਫ, ਸਵੱਛ ਅਤੇ ਨਿਰਮਲ ਆਪਣੇ ਚਾਲੇ ਚਲਣ
ਵਾਲਾ। ਹਾਸਾ-ਠਾਠਾ ਕਰਨ ਵਿਚ ਵੀ ਉਹਦਾ ਕੋਈ ਹਿਸਾਬ ਨਹੀਂ। ਰੱਬ ਕਰੇ ਸਾਹਿਤ ਦਾ ਇਹ ਹਮੇਸ਼ਾਂ ਵਹਿੰਦਾ ਰਹੇ।
Labels: ਸ਼ਬਦ ਚਿੱਤਰ, ਬਲਰਾਜ ਸਿੱਧੂ
No comments:
Post a Comment
Newer Post Older Post
Home
Subscribe to: Post Comments (Atom)
ਸਾਡੇ ਮਹਿਮਾਨ
7 1 5 0 3 2
"ਸ਼ਬਦ ਸਾਂਝ" 'ਤੇ ਕਿਸੇ ਖਾਸ ਸ਼ਬਦ ਵਾਲੀਆਂ ਰਚਨਾਵਾਂ ਲੱਭੋ।
"ਸ਼ਬਦ ਸਾਂਝ" ਕਿਵੇਂ ਪੜ੍ਹੀਏ ?
"ਸ਼ਬਦ ਸਾਂਝ" ਦੀਆਂ ਲਿਖਤਾਂ ਪੜ੍ਹਨ ਦੇ ਕਈ ਤਰੀਕੇ ਹਨ । ਇਸਨੂੰ
ਡਿਜ਼ਾਇਨ ਕਰਨ ਲੱਗਿਆਂ ਪਾਠਕਾਂ ਦੀ ਤਕਰੀਬਨ ਸਾਰੀ ਦਿਲਚਸਪੀ ਨੂੰ
ਧਿਆਨ 'ਚ ਰੱਖਿਆ ਗਿਆ ਹੈ । ਜੇਕਰ ਤੁਸੀਂ ਵਿਧਾ ਦੇ ਤਰੀਕੇ ਨਾਲ਼
ਪੜ੍ਹਨਾ ਚਾਹੁੰਦੇ ਹੋ ਤਾਂ ਉਪਰ ਦਿੱਤੀਆਂ ਟੈਬਾਂ'ਚੋਂ ਲੇਖ,ਕਾਵਿ,ਕਹਾਣੀ,
ਵਿਅੰਗ ਆਦਿ ਚੁਣ ਸਕਦੇ ਹੋ । ਜੇਕਰ ਕਿਸੇ ਖਾਸ ਲੇਖਕ/ਸ਼ਾਇਰ ਦੀਆਂ
ਰਚਨਾਵਾਂ ਪੜਨੀਆਂ ਚਾਹੁੰਦੇ ਹੋ ਤਾਂ ਖੱਬੇ ਹੱਥ "ਵੰਨਗੀ" 'ਚੋਂ ਕਿਸੇ ਵੀ ਲੇਖਕ/
ਸ਼ਾਇਰ ਦੇ ਨਾਮ ਉਪਰ ਕਲਿੱਕ ਕਰਕੇ ਉਸਦੀਆਂ ਰਚਨਾਵਾਂ ਪੜ੍ਹ ਸਕਦੇ ਹੋ
। ਕਿਸੇ ਖਾਸ ਮਹੀਨੇ 'ਚ ਛਪੀਆਂ ਰਚਨਾਵਾਂ ਲਈ ਖੱਬੇ ਹੱਥ ਹੀ
"ਲਾਇਬਰੇਰੀ" 'ਚੋਂ ਸਲੈਕਟ ਕਰ ਸਕਦੇ ਹੋ । ਜੇਕਰ ਕੋਈ ਨਾਵਲ ਜਾਂ ਹੋਰ
ਕੋਈ ਕਿਤਾਬ ਪੜ੍ਹਨੀ ਚਾਹੁੰਦੇ ਹੋ ਤਾਂ ਖੱਬੇ ਹੱਥ ਬਣੇ ਬਟਨਾਂ'ਤੇ ਕਲਿੱਕ
ਕਰਕੇ ਕਿਤਾਬ ਖੋਲ ਸਕਦੇ ਹੋ । ਪਿਛਲੀਆਂ ਰਚਨਾਵਾਂ ਪੜ੍ਹਨ ਲਈ ਇਸ
ਪੰਨੇ ਦੇ ਬਿਲਕੁੱਲ ਥੱਲੇOlder Posts 'ਤੇ ਕਲਿੱਕ ਕਰਕੇ ਪੜ੍ਹ ਸਕਦੇ ਹੋ ।
"ਸ਼ਬਦ ਸਾਂਝ" ਵਿਚ ਪ੍ਰਕਾਸ਼ਿਤ ਹੋਣ ਵਾਲੀਆਂ ਰਚਨਾਵਾਂ ਤੇ ਤਸਵੀਰਾਂ ਆਦਿ
ਲੇਖਕਾਂ ਦੁਆਰਾ ਭੇਜੀਆਂ ਜਾਂਦੀਆਂ ਹਨ । ਇਨ੍ਹਾਂ ਵਿੱਚ ਪ੍ਰਗਟਾਏ ਵਿਚਾਰਾਂ
ਨਾਲ਼ "ਸ਼ਬਦ ਸਾਂਝ" ਦਾ ਸਹਿਮਤ ਹੋਣਾ ਜ਼ਰੂਰੀ ਨਹੀਂ - ਸੰਪਾਦਕ
ਆਓ ਜੀ ! ਪੰਜਾਬੀ ਟਾਈਪ ਸਿੱਖੀਏ...
ਇਸ ਹਫ਼ਤੇ ਤੁਹਾਡੀ ਪਸੰਦ
ਸੱਚਖੰਡ ਵਿੱਚ ਲਏ ਥਾਂ ਪ੍ਰਮਿੰਦਰ……… ਨਜ਼ਮ/
ਕਵਿਤਾ / ਜਰਨੈਲ ਘੁਮਾਣ
ਕਲਾ ਦੀ ਮੂਰਤ , ਹੱਸ ਮੁੱਖ ਸੂਰਤ , ਜਿਸਦਾ ਧਰਿਆ
ਨਾਂ ਪ੍ਰਮਿੰਦਰ । ਸਾਊ ਧੀ ਰਾਣੀ , ਸੁਘੜ ਸਿਆਣੀ
, ਸੁਭਾਅ ਦੀ ਨਿਰੀ ਸੀ ਗਾਂ ਪ੍ਰਮਿੰਦਰ ।
ਪਰਉਪਕਾਰੀ ...
ਉੱਡਦੇ ਬਾਜ਼ਾਂ ਮਗਰ ਦੌੜਦੇ ਪੰਜਾਬੀ.......... ਲੇਖ / ਬੀ ਐਸ ਢਿੱਲੋਂ
(ਐਡਵੋਕੇਟ)
ਇੱਕ ਵਾਰ ਬਾਜ਼ ਫਿਰ ਚਰਚਾ ਵਿੱਚ ਹੈ। ਜੂੰਨ ਮਹੀਨੇ ਇਹ ਦੋ ਤਿੰਨ ਥਾਵਾਂ
ਤੇ ਮਾਲਵੇ ਦੇ ਇਲਾਕੇ ਵਿੱਚ ਆਇਆ ਹੈ।ਲੋਕ ਇਸ ਨੂੰ ਵੇਖਣ ਲਈ ਜਾ
ਰਹੇ ਹਨ। ਇਹ ਅਕਸਰ ਗੁਰਦਵਾਰੇ ਆਉਂਦ...
ਹਲ਼.......... ਵਿਸਰਦਾ ਵਿਰਸਾ / ਬਲਵਿੰਦਰ ਸਿੰਘ
ਚਾਹਲ “ਮਾਧੋ ਝੰਡਾ”
ਹਲ਼ ਪੰਜਾਬੀ ਕਿਸਾਨੀ ਦਾ ਸੱਭ ਤੋਂ ਮਹੱਤਵ
ਪੂਰਨ ਅੰਗ ਹੁੰਦਾ ਸੀ । ਹਲ਼ ਤੋਂ ਬਿਨਾ ਜ਼ਮੀਨ ਵਾਹੁਣੀ
ਨਾਮੁਮਕਿਨ ਹੈ ਤੇ ਬਿਨਾਂ ਜ਼ਮੀਨ ਵਾਹੇ ਫ਼ਸਲ ਉਗਾਉਣੀ
ਇੱਕ ਸੀ ਚਮਕੀਲਾ......... ਲੇਖ / ਜੋਗਿੰਦਰ ਬਾਠ ਹੌਲੈਡ
ਚੋਰ ਦੇ ਭੁਲੇਖੇ ਸਾਧ ਕੁੱਟਿਆ ਗਿਆ ਨੀ ਮੁੰਡਾ ਹੱਥਾਂ 'ਚ
ਲੁਟਕਦਾ ਆਵੇ। ਪਿੰਡ ਮਹਿਸਪੁਰ। ਦਿਨ ਅੱਠ ਮਾਰਚ
1986 ਦਾ ਹੈ। ਜਲੰਧਰ ਨੇੜੇ ਇਸ ਪਿੰਡ ਵਿੱਚ ਇੱਕ
ਵਿਆਹ ਦਾ...
ਦੋਹਿਤਾ ਬਾਣੀ ਦਾ ਬੋਹਿਥਾ......... ਲੇਖ / ਅਜੀਤ ਸਿੰਘ
(ਡਾ.) ਕੋਟਕਪੂਰਾ
“ਦੋਹਿਤਾ ਬਾਣੀ ਦਾ ਬੋਹਿਥਾ” ਤੀਜੇ ਨਾਨਕ ਸ੍ਰੀ ਗੁਰੂ
ਅਮਰਦਾਸ ਜੀ ਨੇ ਇਹ ਵਰ ਆਪਣੇ ਦੋਹਤੇ ਨੂੰ ਦਿਤਾ
ਸੀ, ਜੋ ਉਹਨਾਂ ਨੇ ਆਦਿ ਸ੍ਰੀ ਗੁਰੂ ਗਰੰਥ ਸਾਹਿਬ ਦੀ
ਰਚਨਾ ਕਰ...
ਪ੍ਰੇਮ ਦਾ ਪ੍ਰਤੀਕ - ਸਾਉਣ ਮਹੀਨਾ……… ਲੇਖ /
ਅਮਨਦੀਪ ਸਿੰਘ ਟੱਲੇਵਾਲੀਆ (ਡਾ.)
ਸਾਲ ਦੇ ਬਾਰਾਂ ਮਹੀਨਿਆਂ ਵਿੱਚ ਸਾਉਣ ਦੇ ਮਹੀਨੇ ਦੀ
ਆਪਣੀ ਵਿਸ਼ੇਸ਼ਤਾ ਹੈ। ਮੋਹ ਅਤੇ ਪਿਆਰ ਦਾ ਪ੍ਰਤੀਕ
ਇਹ ਮਹੀਨਾ ਸਾਰਿਆਂ ਲਈ ਖੁਸ਼ਗਵਾਰ ਹੋ ਨਿਬੜਦਾ
ਹੈ। ਖਾਸ ਕਰਕੇ ਜਦੋ...
ਸਾਹਿਤ ਦੀ ਫੁਲਵਾੜੀ ਦੀ ਮਹਿਕਦੀ ਕਿਰਨ : ਰਣਜੀਤ
ਕੌਰ ਸਵੀ.......... ਸ਼ਬਦ ਚਿਤਰ / ਪਰਮ ਜੀਤ
ਰਾਮਗੜ੍ਹੀਆ, ਬਠਿੰਡਾ
ਰਣਜੀਤ ਕੌਰ ਸਵੀ ਕਿਸੇ ਜਾਣਕਾਰੀ ਦੀ ਮੁਥਾਜ ਨਹੀਂ
, ਪੰਜਾਬ ਦੀਆਂ ਚਰਚਿਤ ਕਵਿੱਤਰੀਆਂ ਦੇ ਵਿੱਚ
ਰਣਜੀਤ ਕੌਰ ਸਵੀ ਦਾ ਨਾਮ ਬੜੇ ਮਾਣ ਤੇ ਸਤਿਕਾਰ ਦੇ ਨਾਲ ਲਿਆ
ਜਾਂ...
ਬਠਿੰਡਾ ਟੂ ਅਮ੍ਰਿਤਸਰ ਸਾਹਿਬ ਵਾਇਆ
ਮੋਗਾ……… ਲੇਖ / ਹਰਮੰਦਰ ਕੰਗ
ਬੱਸ ਰਾਹੀ ਬਠਿੰਡੇ ਤੋਂ ਸ਼੍ਰੀ ਅਮ੍ਰਿਤਸਰ ਸਾਹਿਬ ਨੂੰ
ਜਾਣਾਂ ਹੋਵੇ ਤਾਂ ਮੋਗੇ ਜਾਂਣ ਦੀ ਲੋੜ ਨਹੀਂ ਪੈਂਦੀ।ਬਠਿੰਡੇ ਤੋਂ
ਸ਼੍ਰੀ ਅਮ੍ਰਿਤਸਰ ਸਾਹਿਬ ਤੱਕ ਦਾ 186 ਕਿਲੋਮੀਟਰ
ਲੰ...
ਬੌਧਿਕ ਗਿਆਨ ਨੂੰ ਰੂਹਾਨੀਅਤ ਗਿਆਨ ਸਮਝਣ ਦਾ
ਵੰਨਗੀ
(1) ਉਕਤਾਮੋਏ (
(1) ਅਦਬੀ ਮਹਿਫਿ਼ਲ
(3) ਅਨੂਪਕਮਲ
ਅਮਨਦੀਪ ਸਿੰਘ
ਅਮਨਦੀਪ
ਅਮਨਦੀਪ
ਅਮਰਜੀਤ (1)
ਸਿੱਧੂ (1)
ਅਮਰਜੀਤ
ਅਮਰੀਕ ਸਿੰਘ ਕੰਡਾ
ਅੰਮ੍ਰਿਤ ਅਮੀ (1)
ਬੜਿੰਗ (7)
ਅਵਤਾਰ ਸਿੰਘ
(4) ਅਵਤਾਰ ਸਿੰਘ
ਡਿੰਪਲ
(1)
(13) ਸਆਦਤ
ਉਦਾਸੀ (1)
ਸਿੰਘ ਗਰੇਵਾਲ (1)
(ਕੈਲਗਰੀ) (1)
ਸਤੀਸ਼ ਬੇਦਾਗ (1)
ਸੰਤੋਖ ਮਿਨਿਹਾਸ
ਸਮਾਰੋਹ (17)
ਸੰਭਵ ਸ਼ਰਮਾ (1)
ਸਿੰਘ ਸੰਧੂ (7)
(11)
ਸ਼ਰਧਾਂਜਲੀ
ਸਵੈਕਥਨ (1) ਸਾਖੀ
ਲੰਗੇਆਣਾ (ਡਾ.) (2)
(6) ਸਿ਼ਅਰ (7)
ਸਿ਼ਵਚਰਨ ਜੱਗੀ
ਚਾਵਲਾ (2) ਸੁਸ਼ੀਲ
ਬੀਰ (1)
ਪਿੰਕਾ (2)
ਸੁਖਪਾਲ ਕਿੰਰਗਾ
ਅੰਮ੍ਰਿਤ (5)
ਵੈਦ (1) ਸੁਖਵੀਰ
ਚੰਦਿਆਣਵੀ
(15) ਸੁਰਜਨ
(8) ਸੁਰਜੀਤ
"ਨਾਚੀਜ਼" (1)
(1) ਸੁਰਿੰਦਰ ਗੀਤ
ਸੁਰਿੰਦਰਪ੍ਰੀਤ
ਬਰਾੜ ਖੋਖਰ (1)
ਸਮਾਚਾਰ (3)
(1) ਹਰਕੀਰਤ
ਕੈਲਗਰੀ )
(1)
ਹਰਜਿੰਦਰ ਸਿੰਘ
ਹਰਦਮ ਸਿੰਘ ਮਾਨ
ਹਰਦਿਆਲ ਸਾਗਰ
ਸੰਧੂ (ਡਾ.) (5)
(6) ਹਰਪ੍ਰੀਤ
ਹਰਬੰਸ ਬੁੱਟਰ (4)
ਬਣਵੈਤ (1)
(4) ਹਰਲਾਲ ਸਿੰਘ
ਹਰੀ ਸਿੰਘ ਮੋਹੀ
ਬਰਾੜ (12)
ਭੋਤਨਾ (1)
ਦਰਬਾਰ (2) ਕਾਕਾ
ਵਿਅੰਗ (29)
ਸ਼ਰਮਾ (1)
ਕੁਲਦੀਪ ਢੀਂਡਸਾ
ਮੋਹਨ (3)
ਕੇਵਲ ਕ੍ਰਿਸ਼ਨ
ਭਨੋਟ (1) ਖਾਨਾ
ਖੁਸ਼ਵੰਤ ਕੰਵਲ (2)
(3) ਗੱਜਣਵਾਲਾ
ਗੱਲਬਾਤ (1)
ਅਵਤਾਰ ਸਿੰਘ
ਗਿਆਨੀ ਸੋਹਣ ਸਿੰਘ
ਸਿੰਘ ਟਿਵਾਣਾ (1)
ਨੂਰਪੁਰ (5)
(3) ਗੁਰਤੇਜ
ਸਿੰਘ ਢੁੱਡੀ (1)
ਅਕੀਦਾ
(2)
ਗੁਰਪ੍ਰੀਤ ਸਿੰਘ
ਸਿੰਘ ਬਰਾੜ (1)
ਸਿੰਘ ਭੁੱਲਰ (2)
(1) ਗੁਰਮੀਤ
(1) ਗੁਰਮੀਤ ਖੋਖਰ
(1)
ਗੁਰਵਿੰਦਰ
ਧਾਲੀਵਾਲ (1)
ਸੁਖਣਵਾਲ਼ੀਆ (2)
ਘੁਣਤਰਾਂ (5)
ਚਰਨਜੀਤ ਸਿੰਘ
ਚਰਨਜੀਤ ਕੌਰ
(5) ਜੱਸ ਚਾਹਲ
(1) ਜਸਪਾਲ
(1) ਜਸਬੀਰ ਦੋਲੀਕੇ
(11) ਜਸਵਿੰਦਰ
ਜਸਵਿੰਦਰ ਸਿੰਘ
ਜਗਸੀਰ ਸੰਧੂ
ਬਰਾੜ (1)
(1) ਜਤਿੰਦਰ ਸਿੰਘ
ਜਤਿੰਦਰ ਲਸਾੜਾ (1)
ਨਿਰਮਲ (2)
ਜੀ. ਸਿੱਧੂ. ਹਿੰਮਤਪੁਰਾ
ਹੌਲੈਡ (11)
(1) ਜੌਲੀ ਗਰਗ
ਅਜੀਤ ਸਿੰਘ
ਗੁਲਾਟੀ (1)
(15) ਤਰਲੋਕ "ਜੱਜ
(24) ਤਰਲੋਚਨ
ਗੁੱਜਰ (7)
ਪ੍ਰੀਤੀਮਾਨ (8)
ਦਲਵੀਰ
ਸੈਫੀ਼ (ਡਾ.) (1)
(1)
ਦਾਦਰ
ਦਿਲਜੋਧ ਸਿੰਘ
ਕਿਰਨਦੀਪ (1)
ਦੇਵਿੰਦਰ ਕੌਰ (2)
ਧਾਰਮਿਕ
ਨਵਜੀਤ (2)
(16) ਨਿੰਦਰ
ਨਿਰਮੋਹੀ
ਲਾਲ ਸਰੋਏ (2)
(1) ਪਰਮਜੀਤ
(4) ਪਰਮਿੰਦਰ
ਸਿੰਘ ਥਿੰਦ “ਬੀਤ”
(3) ਪੁਸਤਕ ਚਰਚਾ
ਰੀਵਿਊ (7)
ਪ੍ਰਮਿੰਦਰ ਸਿੰਘ
(2)
ਪ੍ਰੀਤ ਸਰਾਂ
ਰਿਲੀਜ਼ (3)
ਐਡਵੋਕੇਟ (4)
ਬੜੈਚ (1)
ਸਿੰਘ ਮੌਜੀਆ (1)
(7) ਬਲਜੀਤ
ਬਲਜੀਤ ਮੌਜੀਆ (1)
(4) ਬਲਬੀਰ ਕੌਰ
ਸਿੰਘ ਰਾਮੂਵਾਲੀਆ
(1) ਬਲਵਿੰਦਰ
ਭੁੱਲਰ (1)
ਸਿੰਘ ਮੋਹੀ
ਜਸਵਾਲ (1)
ਬਾਵਾ ਬਲਦੇਵ (2)
(1) ਬਿਸਮਿਲ
ਬਰਾੜ (1) ਬੂਟਾ
ਗਿੱਲ ਮੋਗਾ (2)
ਸਿੰਘ (5) ਭੁਪਿੰਦਰ
ਭੋਲਾ ਸਿੰਘ ਚੌਹਾਨ
ਸੰਧੂ ਸੁਖਣਵਾਲ਼ੀਆ
ਮਨਜੀਤ ਸਿੰਘ ਸਿੱਧੂ
ਬੋਪਾਰਾਏ (1)
(23) ਮਨਵੀਰ
(10) ਮਲਕੀਅਤ
ਸੁਹਲ (12)
ਇਕੱਤਰਤਾ
ਖੁਰਮੀ ਹਿੰਮਤਪੁਰਾ
ਕਹਾਣੀ (38)
ਮੁਹਿੰਦਰ ਪਾਲ
ਮੁਬਾਰਕਾਂ (2)
ਸਿੰਘ ਮਲਹਾਂਸ (1)
(1) ਰੰਗਮੰਚ (1)
ਚੰਗਾਲ (2)
(2) ਰਣਜੀਤ ਸਿੰਘ
ਰਣਜੀਤ ਸਿੰਘ ਦੂਲੇ